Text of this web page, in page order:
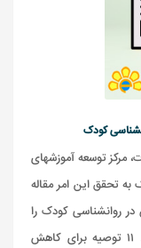
مرکز توسعه آموزشهای
تحقق این امر مقاله
در روانشناسی کودک را
طراحی و در دسترس علاقمندان قرار داده است. ۱۱ توصیه برای كاهش